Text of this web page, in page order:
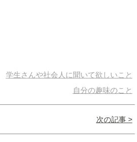
学生さんや社会人に聞いて欲しいこと
自分の趣味のこと
次の記事 >